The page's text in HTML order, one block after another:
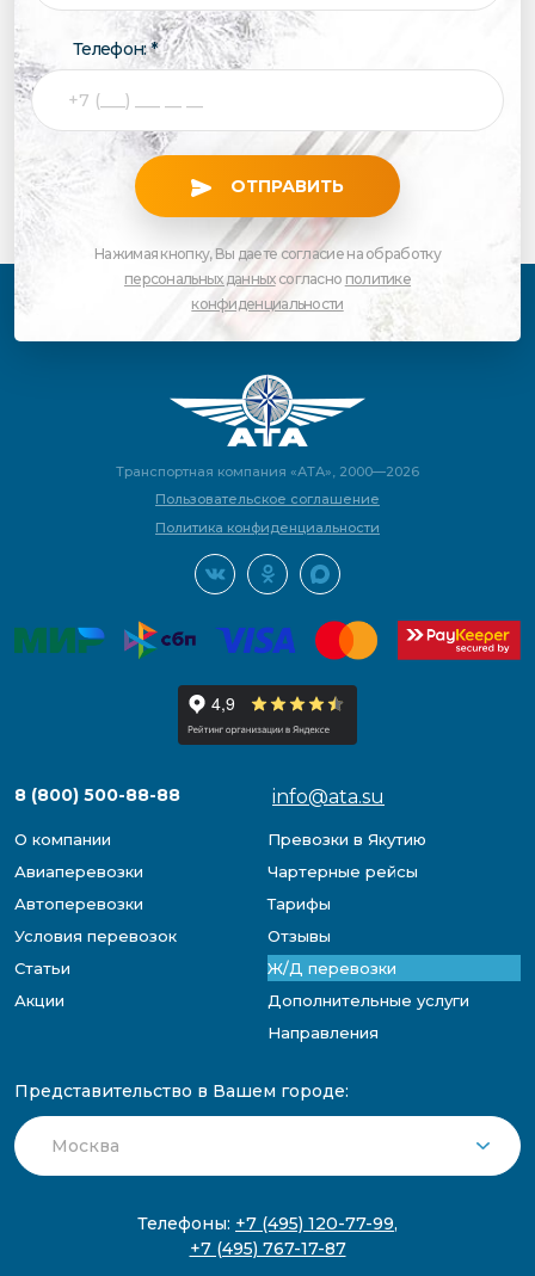
Телефон: *
ОТПРАВИТЬ
Нажимая кнопку, Вы даете согласие на обработку
персональных данныхсогласно политике
конфиденциальности
Транспортная компания «АТА», 2000—2026
Пользовательское соглашение
Политика конфиденциальности
8 (800) 500-88-88 info@ata.su
О компании
Превозки в Якутию
Авиаперевозки
Чартерные рейсы
Автоперевозки
Тарифы
Условия перевозок
Отзывы
Статьи
Ж/Д перевозки
Акции
Дополнительные услуги
Направления
Представительство в Вашем городе:
Телефоны: +7 (495) 120-77-99,
+7 (495) 767-17-87